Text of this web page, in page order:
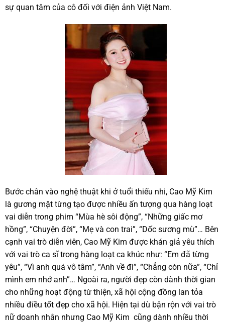
sự quan tâm của cô đối với điện ảnh Việt Nam.
Bước chân vào nghệ thuật khi ở tuổi thiếu nhi, Cao Mỹ Kim
là gương mặt từng tạo được nhiều ấn tượng qua hàng loạt
vai diễn trong phim “Mùa hè sôi động”, “Những giấc mơ
hồng”, “Chuyện đời”, “Mẹ và con trai”, “Dốc sương mù”… Bên
cạnh vai trò diễn viên, Cao Mỹ Kim được khán giả yêu thích
với vai trò ca sĩ trong hàng loạt ca khúc như: “Em đã từng
yêu”, “Vì anh quá vô tâm”, “Anh về đi”, “Chẳng còn nữa”, “Chỉ
mình em nhớ anh”… Ngoài ra, người đẹp còn dành thời gian
cho những hoạt động từ thiện, xã hội cộng đồng lan tỏa
nhiều điều tốt đẹp cho xã hội. Hiện tại dù bận rộn với vai trò
nữ doanh nhân nhưng Cao Mỹ Kim cũng dành nhiều thời